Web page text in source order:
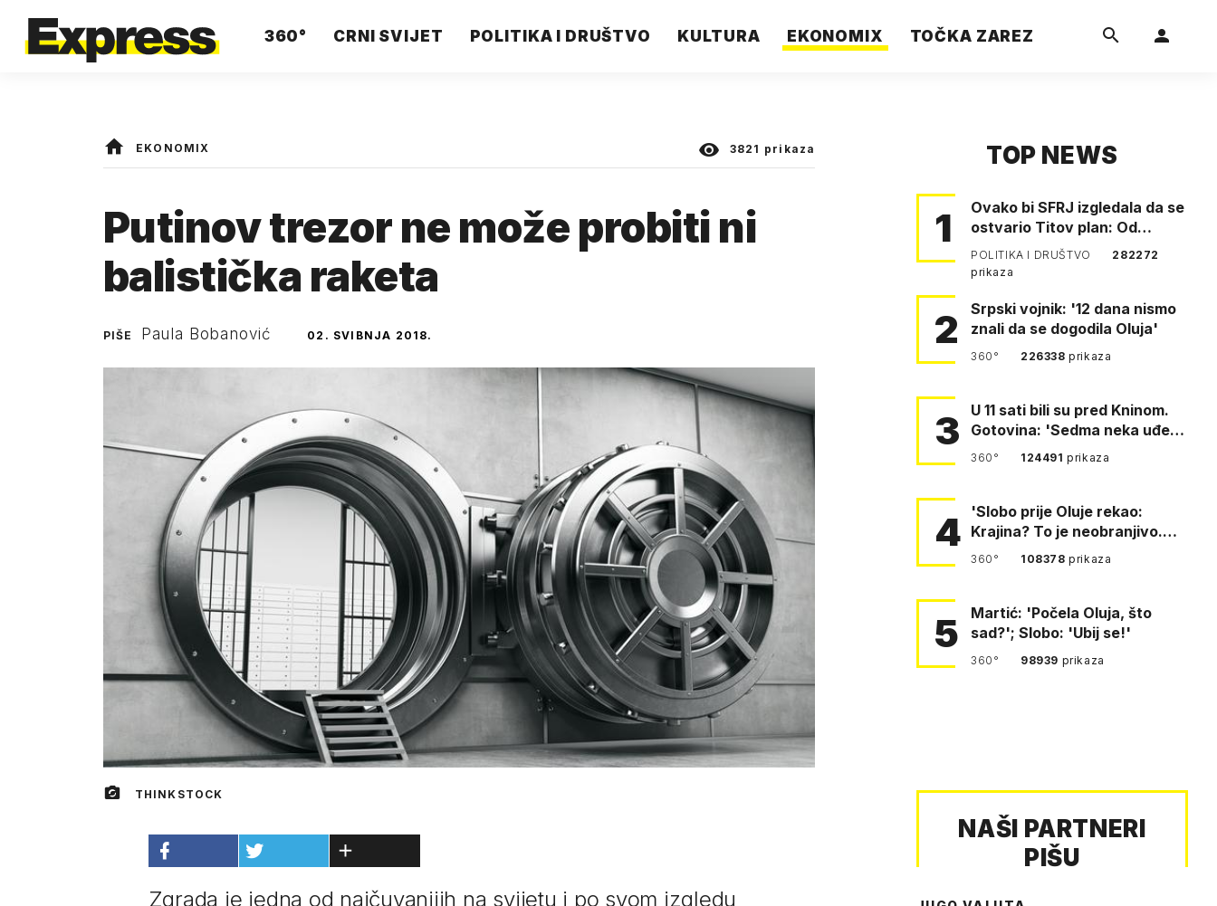
360° CRNI SVIJET POLITIKA I DRUŠTVO KULTURA EKONOMIX TOČKA ZAREZ
EKONOMIX 3821 prikaza
Putinov trezor ne može probiti ni
balistička raketa
PIŠE Paula Bobanović 02. SVIBNJA 2018.
THINKSTOCK
Zgrada je jedna od najčuvanijih na svijetu i po svom izgledu
TOP NEWS
1
Ovako bi SFRJ izgledala da se
ostvario Titov plan: Od
Klagenfurta do Istanbula!
POLITIKA I DRUŠTVO
282272
prikaza
2
Srpski vojnik: '12 dana nismo
znali da se dogodila Oluja'
360° 226338prikaza
3
U 11 sati bili su pred Kninom.
Gotovina: 'Sedma neka uđe,
4. gardijska neka g…
360° 124491prikaza
4
'Slobo prije Oluje rekao:
Krajina? To je neobranjivo.
Tuđmana zvao Krivousti'
360° 108378prikaza
5
Martić: 'Počela Oluja, što
sad?'; Slobo: 'Ubij se!'
360° 98939 prikaza
NAŠI PARTNERI
PIŠU